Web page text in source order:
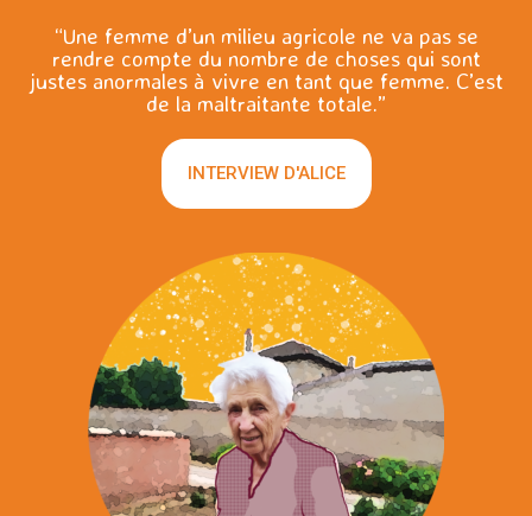
“Une femme d’un milieu agricole ne va pas se
rendre compte du nombre de choses qui sont
justes anormales à vivre en tant que femme. C’est
de la maltraitante totale.”
INTERVIEW D'ALICE